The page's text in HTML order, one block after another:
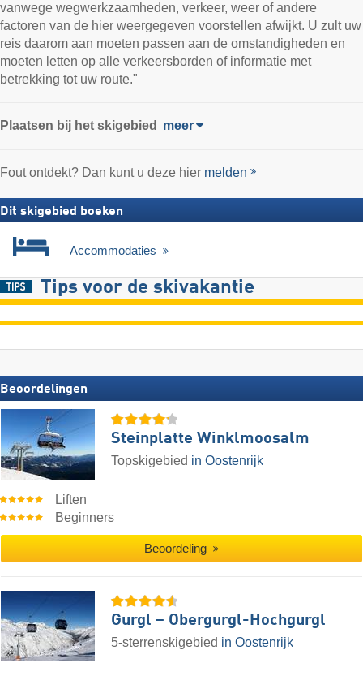
vanwege wegwerkzaamheden, verkeer, weer of andere
factoren van de hier weergegeven voorstellen afwijkt. U zult uw
reis daarom aan moeten passen aan de omstandigheden en
moeten letten op alle verkeersborden of informatie met
betrekking tot uw route."
Plaatsen bij het skigebied meer
Fout ontdekt? Dan kunt u deze hier melden
Dit skigebied boeken
Accommodaties
Tips voor de skivakantie
Beoordelingen
Steinplatte Winklmoosalm
Topskigebied in Oostenrijk
Liften
Beginners
Beoordeling
Gurgl – Obergurgl-Hochgurgl
5-sterrenskigebied in Oostenrijk